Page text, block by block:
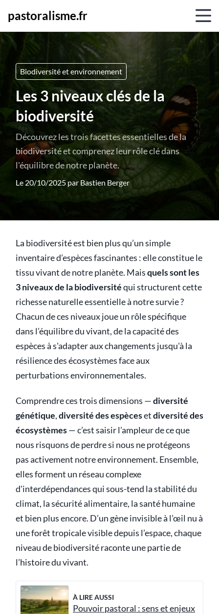
pastoralisme.fr
Biodiversité et environnement
Les 3 niveaux clés de la
biodiversité
Découvrez les trois facettes essentielles de la
biodiversité et comprenez leur rôle clé dans
l'équilibre de notre planète.
Le 20/10/2025 par Bastien Berger
La biodiversité est bien plus qu’un simple
inventaire d’espèces fascinantes : elle constitue le
tissu vivant de notre planète. Maisquels sont les
3 niveaux de la biodiversitéqui structurent cette
richesse naturelle essentielle à notre survie ?
Chacun de ces niveaux joue un rôle spécifique
dans l’équilibre du vivant, de la capacité des
espèces à s'adapter aux changements jusqu'à la
résilience des écosystèmes face aux
perturbations environnementales.
Comprendre ces trois dimensions —diversité
génétique,diversité des espècesetdiversité des
écosystèmes— c’est saisir l’ampleur de ce que
nous risquons de perdre si nous ne protégeons
pas activement notre environnement. Ensemble,
elles forment un réseau complexe
d'interdépendances qui sous-tend la stabilité du
climat, la sécurité alimentaire, la santé humaine
et bien plus encore. D’un gène invisible à l’œil nu à
une forêt tropicale visible depuis l’espace, chaque
niveau de biodiversité raconte une partie de
l’histoire du vivant.
À LIRE AUSSI
Pouvoir pastoral : sens et enjeux